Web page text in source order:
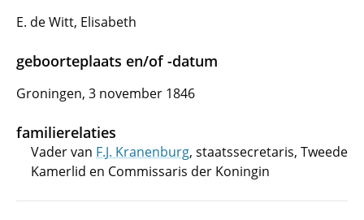
E. de Witt, Elisabeth
geboorteplaats en/of -datum
Groningen, 3 november 1846
familierelaties
Vader van F.J. Kranenburg, staatssecretaris, Tweede
Kamerlid en Commissaris der Koningin